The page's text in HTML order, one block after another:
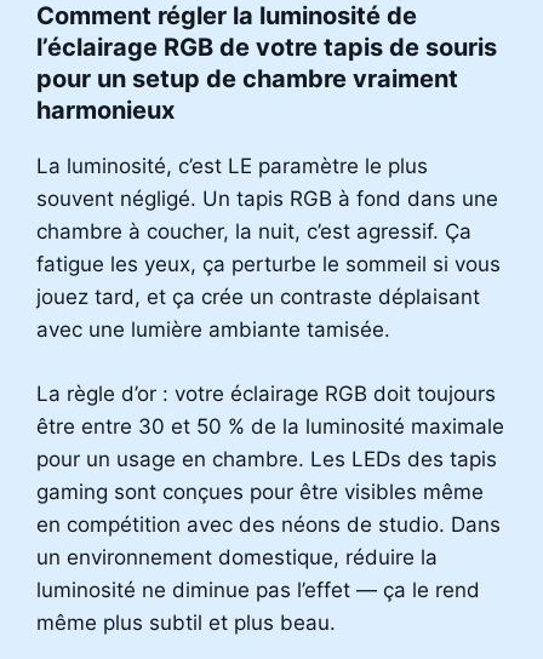
Comment régler la luminosité de
l’éclairage RGB de votre tapis de souris
pour un setup de chambre vraiment
harmonieux
La luminosité, c’est LE paramètre le plus
souvent négligé. Un tapis RGB à fond dans une
chambre à coucher, la nuit, c’est agressif. Ça
fatigue les yeux, ça perturbe le sommeil si vous
jouez tard, et ça crée un contraste déplaisant
avec une lumière ambiante tamisée.
La règle d’or : votre éclairage RGB doit toujours
être entre 30 et 50 % de la luminosité maximale
pour un usage en chambre. Les LEDs des tapis
gaming sont conçues pour être visibles même
en compétition avec des néons de studio. Dans
un environnement domestique, réduire la
luminosité ne diminue pas l’effet — ça le rend
même plus subtil et plus beau.